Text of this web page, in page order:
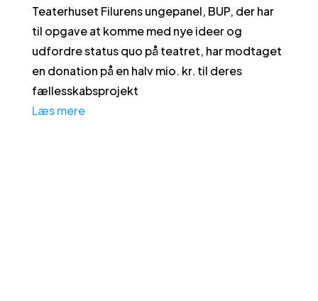
Teaterhuset Filurens ungepanel, BUP, der har
til opgave at komme med nye ideer og
udfordre status quo på teatret, har modtaget
en donation på en halv mio. kr. til deres
fællesskabsprojekt
Læs mere